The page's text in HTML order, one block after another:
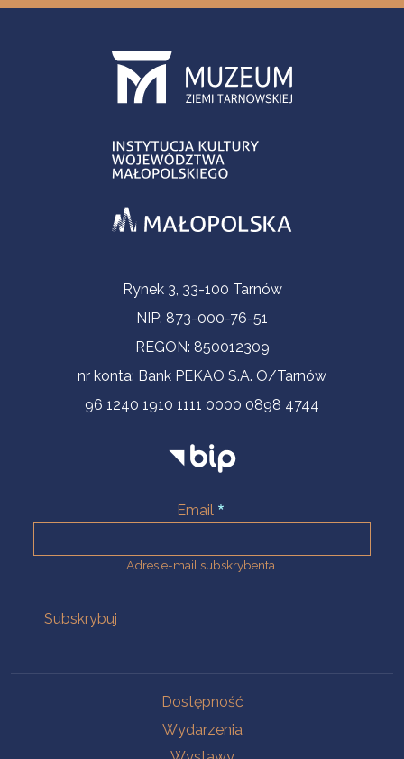
Informacje kontaktoweRynek 3, 33-100 Tarnów
NIP: 873-000-76-51
REGON: 850012309
nr konta: Bank PEKAO S.A. O/Tarnów
96 1240 1910 1111 0000 0898 4744
Email
Adres e-mail subskrybenta.
Dostępność
Wydarzenia